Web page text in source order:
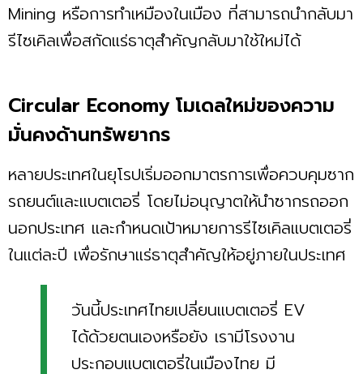
Mining หรือการทำเหมืองในเมือง ที่สามารถนำกลับมา
รีไซเคิลเพื่อสกัดแร่ธาตุสำคัญกลับมาใช้ใหม่ได้
Circular Economy โมเดลใหม่ของความ
มั่นคงด้านทรัพยากร
หลายประเทศในยุโรปเริ่มออกมาตรการเพื่อควบคุมซาก
รถยนต์และแบตเตอรี่ โดยไม่อนุญาตให้นำซากรถออก
นอกประเทศ และกำหนดเป้าหมายการรีไซเคิลแบตเตอรี่
ในแต่ละปี เพื่อรักษาแร่ธาตุสำคัญให้อยู่ภายในประเทศ
วันนี้ประเทศไทยเปลี่ยนแบตเตอรี่ EV
ได้ด้วยตนเองหรือยัง เรามีโรงงาน
ประกอบแบตเตอรี่ในเมืองไทย มี